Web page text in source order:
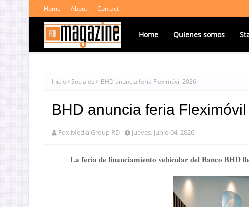
Home About Contact
Home Quienes somos
Inicio Sociales BHD anuncia feria Fleximóvil 2026
BHD anuncia feria
Fox Media Group RD jueves, junio 04, 2026
La feria de financiamiento vehicular del Banco BHD